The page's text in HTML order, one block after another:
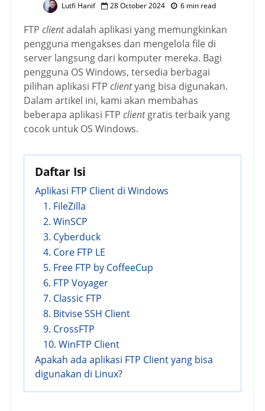
Lutfi Hanif 28 October 2024 6 min read
FTP clientadalah aplikasi yang memungkinkan
pengguna mengakses dan mengelola file di
server langsung dari komputer mereka. Bagi
pengguna OS Windows, tersedia berbagai
pilihan aplikasi FTP clientyang bisa digunakan.
Dalam artikel ini, kami akan membahas
beberapa aplikasi FTP clientgratis terbaik yang
cocok untuk OS Windows.
Daftar Isi
Aplikasi FTP Client di Windows
1. FileZilla
2. WinSCP
3. Cyberduck
4. Core FTP LE
5. Free FTP by CoffeeCup
6. FTP Voyager
7. Classic FTP
8. Bitvise SSH Client
9. CrossFTP
10. WinFTP Client
Apakah ada aplikasi FTP Client yang bisa
digunakan di Linux?